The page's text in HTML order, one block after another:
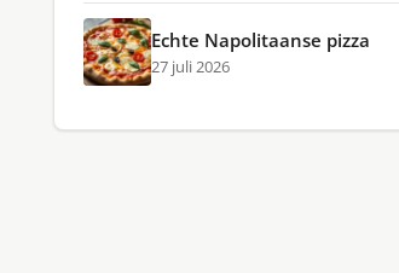
Echte Napolitaanse pizza
27 juli 2026